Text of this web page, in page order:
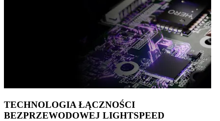
TECHNOLOGIA ŁĄCZNOŚCI
BEZPRZEWODOWEJ LIGHTSPEED